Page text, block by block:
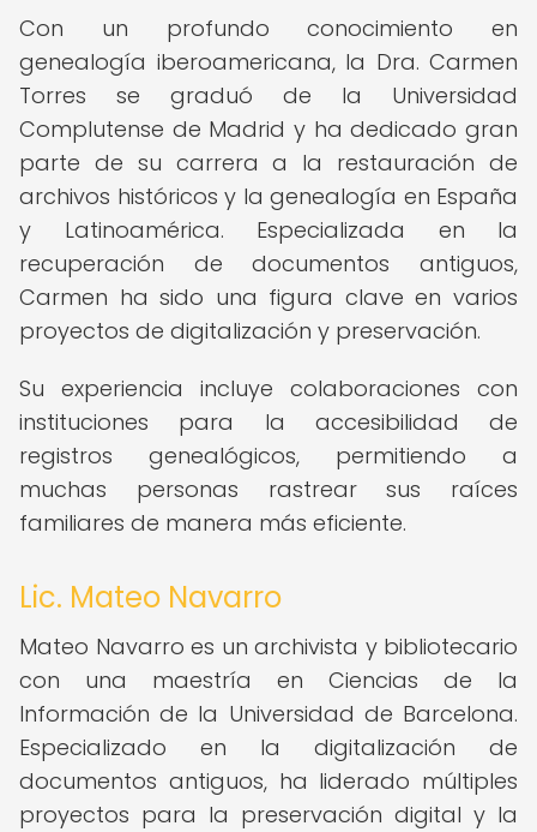
Con un profundo conocimiento en
genealogía iberoamericana, la Dra. Carmen
Torres se graduó de la Universidad
Complutense de Madrid y ha dedicado gran
parte de su carrera a la restauración de
archivos históricos y la genealogía en España
y Latinoamérica. Especializada en la
recuperación de documentos antiguos,
Carmen ha sido una figura clave en varios
proyectos de digitalización y preservación.
Su experiencia incluye colaboraciones con
instituciones para la accesibilidad de
registros genealógicos, permitiendo a
muchas personas rastrear sus raíces
familiares de manera más eficiente.
Lic. Mateo Navarro
Mateo Navarro es un archivista y bibliotecario
con una maestría en Ciencias de la
Información de la Universidad de Barcelona.
Especializado en la digitalización de
documentos antiguos, ha liderado múltiples
proyectos para la preservación digital y la